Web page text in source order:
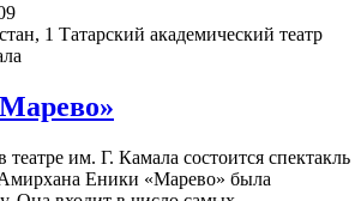
1 Татарский академический театр
театре им. Г. Камала состоится спектакль
Еники «Марево» была